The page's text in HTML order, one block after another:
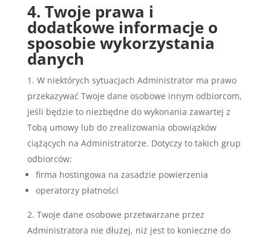
4. Twoje prawa i
dodatkowe informacje o
sposobie wykorzystania
danych
W niektórych sytuacjach Administrator ma prawo
przekazywać Twoje dane osobowe innym odbiorcom,
jeśli będzie to niezbędne do wykonania zawartej z
Tobą umowy lub do zrealizowania obowiązków
ciążących na Administratorze. Dotyczy to takich grup
odbiorców:
firma hostingowa na zasadzie powierzenia
operatorzy płatności
Twoje dane osobowe przetwarzane przez
Administratora nie dłużej, niż jest to konieczne do